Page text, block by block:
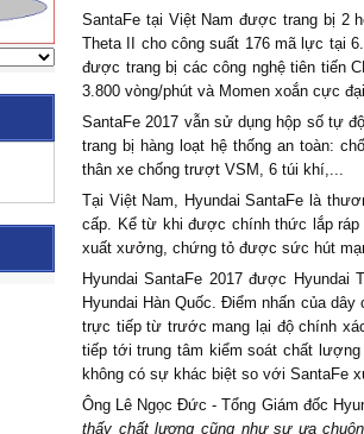
SantaFe tại Việt Nam được trang bị 2
Theta II cho công suất 176 mã lực tại
được trang bị các công nghệ tiên tiến
3.800 vòng/phút và Momen xoắn cực
SantaFe 2017 vẫn sử dụng hộp số tự
trang bị hàng loạt hệ thống an toàn:
thân xe chống trượt VSM, 6 túi khí,...
Tại Việt Nam, Hyundai SantaFe là
cấp. Kể từ khi được chính thức lắp ráp
xuất xưởng, chứng tỏ được sức hút
Hyundai SantaFe 2017 được
Hyundai Hàn Quốc. Điểm nhấn của
trực tiếp từ trước mang lại độ chính
tiếp tới trung tâm kiểm soát chất
không có sự khác biệt so với SantaFe
Ông Lê Ngọc Đức - Tổng Giám đốc
thấy chất lượng cũng như sự ưa